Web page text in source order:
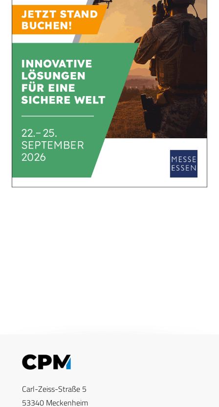
Carl-Zeiss-Straße 5
53340 Meckenheim